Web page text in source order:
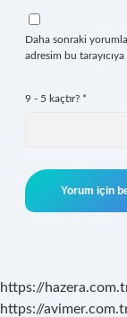
Daha sonraki
adresim bu
9 - 5 kaçtır? *
https://
https://